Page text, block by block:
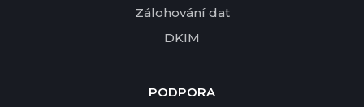
Zálohování dat
DKIM
PODPORA